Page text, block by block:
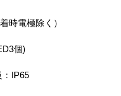
時電極除く）
個)
IP65